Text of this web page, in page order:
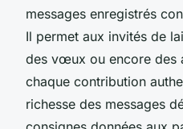
messages enregistrés
Il permet aux invités de
des vœux ou encore des
chaque contribution
richesse des messages